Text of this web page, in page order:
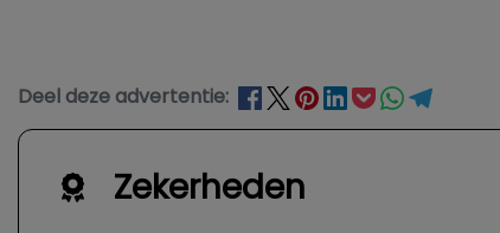
Deel deze advertentie:
Zekerheden